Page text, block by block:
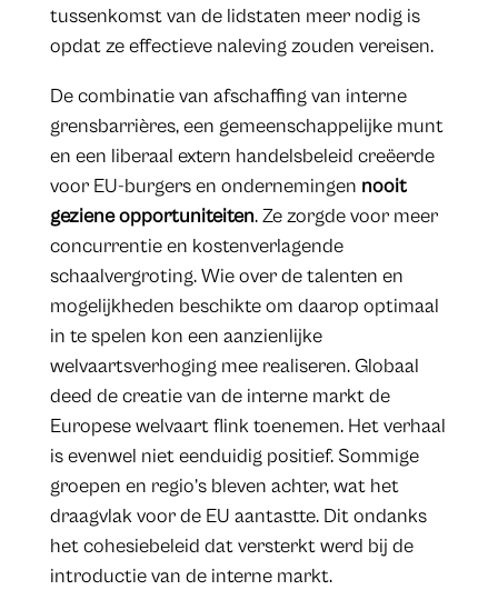
tussenkomst van de lidstaten meer nodig is
opdat ze effectieve naleving zouden vereisen.
De combinatie van afschaffing van interne
grensbarrières, een gemeenschappelijke munt
en een liberaal extern handelsbeleid creëerde
voor EU-burgers en ondernemingen nooit
geziene opportuniteiten. Ze zorgde voor meer
concurrentie en kostenverlagende
schaalvergroting. Wie over de talenten en
mogelijkheden beschikte om daarop optimaal
in te spelen kon een aanzienlijke
welvaartsverhoging mee realiseren. Globaal
deed de creatie van de interne markt de
Europese welvaart flink toenemen. Het verhaal
is evenwel niet eenduidig positief. Sommige
groepen en regio’s bleven achter, wat het
draagvlak voor de EU aantastte. Dit ondanks
het cohesiebeleid dat versterkt werd bij de
introductie van de interne markt.